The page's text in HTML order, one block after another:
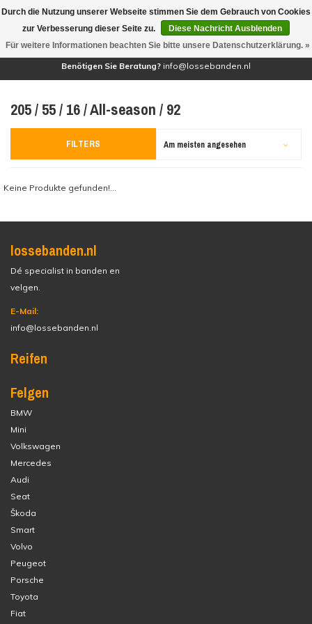
(0)
Benötigen Sie Beratung? info@lossebanden.nl
205 / 55 / 16 / All-season / 92
FILTERS Am meisten angesehen
Keine Produkte gefunden!...
lossebanden.nl
Dé specialist in banden en
velgen.
E-Mail:
info@lossebanden.nl
Reifen
Felgen
BMW
Mini
Volkswagen
Mercedes
Audi
Seat
Škoda
Smart
Volvo
Peugeot
Porsche
Toyota
Fiat
Durch die Nutzung unserer Webseite stimmen Sie dem Gebrauch von Cookies
zur Verbesserung dieser Seite zu.
Diese Nachricht Ausblenden
Für weitere Informationen beachten Sie bitte unsere Datenschutzerklärung. »